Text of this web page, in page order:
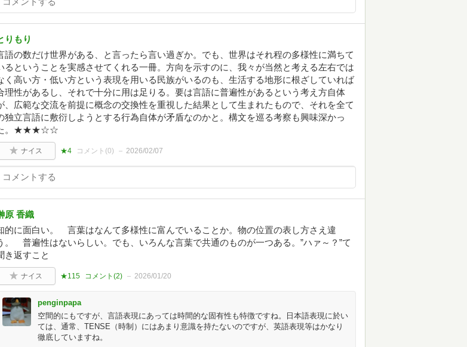
りもり
語の数だけ世界がある、と言ったら言い過ぎか。でも、世界はそれ程の多様性に満ちて
るということを実感させてくれる一冊。方向を示すのに、我々が当然と考える左右では
く高い方・低い方という表現を用いる民族がいるのも、生活する地形に根ざしていれば
理性があるし、それで十分に用は足りる。要は言語に普遍性があるという考え方自体
、広範な交流を前提に概念の交換性を重視した結果として生まれたもので、それを全て
独立言語に敷衍しようとする行為自体が矛盾なのかと。構文を巡る考察も興味深かっ
。★★★☆☆
ナイス ★4 コメント(0) 2026/02/07
原 香織
的に面白い。 言葉はなんて多様性に富んでいることか。物の位置の表し方さえ違
。 普遍性はないらしい。でも、いろんな言葉で共通のものが一つある。”ハァ～？”て
き返すこと
ナイス ★115 コメント(2) 2026/01/20
penginpapa
空間的にもですが、言語表現にあっては時間的な固有性も特徴ですね。日本語表現に於い
ては、通常、TENSE（時制）にはあまり意識を持たないのですが、英語表現等はかなり
徹底していますね。